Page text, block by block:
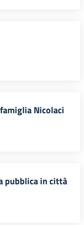
Nicolaci
pubblica in città